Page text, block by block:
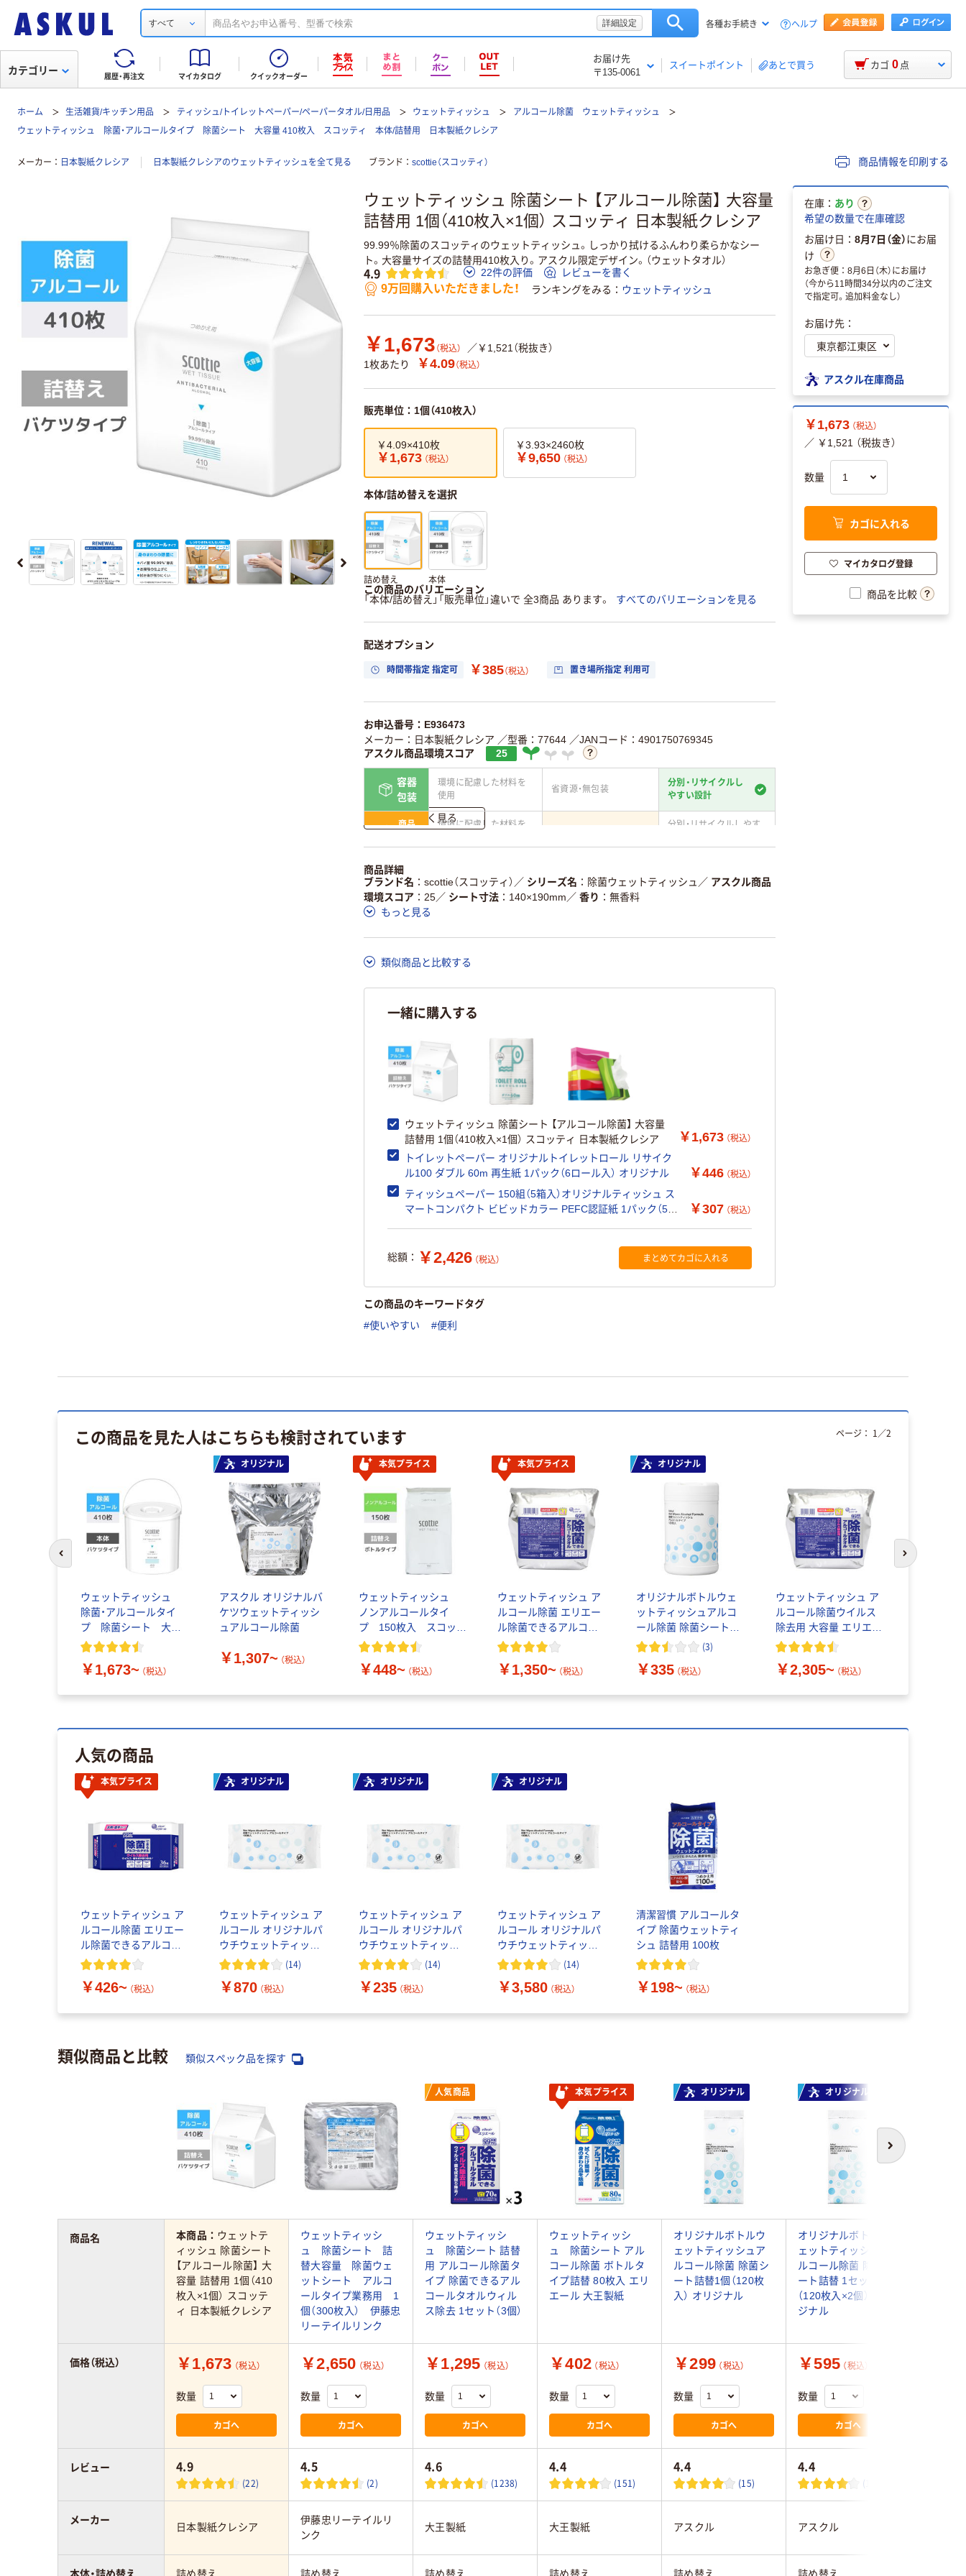
すべて 詳細設定 各種お手続き ヘルプ
履歴・再注文 マイカタログ クイックオーダー
お届け先
〒135-0061
スイートポイント あとで買う
カテゴリー カゴ 0 点
ホーム 生活雑貨/キッチン用品 ティッシュ/トイレットペーパー/ペーパータオル/日用品 ウェットティッシュ
アルコール除菌 ウェットティッシュ
ウェットティッシュ 除菌・アルコールタイプ 除菌シート 大容量 410枚入 スコッティ 本体/詰替用 日本製紙クレシア
メーカー 日本製紙クレシア 日本製紙クレシアのウェットティッシュを全て見る ブランド scottie（スコッティ） 商品情報を印刷する
ウェットティッシュ 除菌シート 【アルコール除菌】 大容量
詰替用 1個（410枚入×1個） スコッティ 日本製紙クレシア
99.99％除菌のスコッティのウェットティッシュ。しっかり拭けるふんわり柔らかなシー
ト。大容量サイズの詰替用410枚入り。アスクル限定デザイン。（ウェットタオル）
4.9 22件の評価 レビューを書く
9万回購入いただきました！ ランキングをみる ウェットティッシュ
￥1,673 （税込）
／￥1,521（税抜き）
1枚あたり
￥4.09（税込）
販売単位：1個（410枚入）
￥4.09×410枚
￥1,673 （税込）
￥3.93×2460枚
￥9,650 （税込）
本体/詰め替えを選択
詰め替え 本体
この商品のバリエーション
「本体/詰め替え」「販売単位」違いで 全3商品 あります。
すべてのバリエーションを見る
配送オプション
時間帯指定 指定可 ￥385（税込） 置き場所指定 利用可
お申込番号：E936473
メーカー：日本製紙クレシア ／型番：77644 ／JANコード：4901750769345
アスクル商品環境スコア
25
容器
包装
環境に配慮した材料を
使用
省資源・無包装
分別・リサイクルし
やすい設計
商品
環境に配慮した材料を
分別・リサイクルしやす
仕組
ある
いる
削減
この商品の環境配慮ポイントです。詳しくはページ下部の商品詳細「
ア詳細／加点項目
詳しく見る
商品詳細
ブランド名
scottie（スコッティ） ／ シリーズ名 除菌ウェットティッシュ ／ アスクル商品
環境スコア
25／ シート寸法 140×190mm ／ 香り
無香料
もっと見る
類似商品と比較する
一緒に購入する
ウェットティッシュ 除菌シート 【アルコール除菌】 大容量
詰替用 1個（410枚入×1個） スコッティ 日本製紙クレシア
￥1,673 （税込）
トイレットペーパー オリジナルトイレットロール リサイク
ル100 ダブル 60m 再生紙 1パック（6ロール入） オリジナル
￥446 （税込）
ティッシュペーパー 150組（5箱入）オリジナルティッシュ ス
マートコンパクト ビビッドカラー PEFC認証紙 1パック（5箱
￥307 （税込）
総額： ￥2,426 （税込） まとめてカゴに入れる
この商品のキーワードタグ
#使いやすい #便利
在庫： あり
希望の数量で在庫確認
お届け日： 8月7日（金）にお届
け
お急ぎ便：8月6日（木）にお届け
（今から11時間34分以内のご注文
で指定可。追加料金なし）
お届け先：
アスクル在庫商品
￥1,673 （税込）
／ ￥1,521 （税抜き）
数量
カゴに入れる
マイカタログ登録
商品を比較
この商品を見た人はこちらも検討されています
ウェットティッシュ
除菌・アルコールタイ
プ 除菌シート 大容
量 410枚入 スコッテ
製紙クレシア
￥1,673~ （税込）
オリジナル
アスクル オリジナルバ
ケツウェットティッシ
ュアルコール除菌
￥1,307~ （税込）
本気プライス
ウェットティッシュ
ノンアルコールタイ
プ 150枚入 スコッテ
ィ 本体/詰替用 日本
ナル
￥448~ （税込）
本気プライス
ウェットティッシュ ア
ルコール除菌 エリエー
ル除菌できるアルコー
ルタオルウイルス除去
容量
￥1,350~ （税込）
オリジナル
オリジナルボトルウェ
ットティッシュアルコ
ール除菌 除菌シート本
体1個（120枚入） オリジ
(3)
￥335 （税込）
ウェットティッシュ ア
ルコール除菌ウイルス
除去用 大容量 エリエー
ル除菌できる 大王製紙
￥2,305~ （税込）
ページ： 1 ／2
次のスライド
人気の商品
本気プライス
ウェットティッシュ ア
ルコール除菌 エリエー
ル除菌できるアルコー
ルタオルウイルス除去
￥426~ （税込）
オリジナル
ウェットティッシュ ア
ルコール オリジナルパ
ウチウェットティッシ
ュ アルコール除菌 本体
ック オリジナル
(14)
￥870 （税込）
オリジナル
ウェットティッシュ ア
ルコール オリジナルパ
ウチウェットティッシ
ュ アルコール除菌 本体
リジナル
(14)
￥235 （税込）
オリジナル
ウェットティッシュ ア
ルコール オリジナルパ
ウチウェットティッシ
ュ アルコール除菌 本体
レック オリジナル
(14)
￥3,580 （税込）
清潔習慣 アルコールタ
イプ 除菌ウェットティ
シュ 詰替用 100枚
￥198~ （税込）
類似商品と比較 類似スペック品を探す
次へ
人気商品 本気プライス オリジナル オリジナル
本商品： ウェットテ
ィッシュ 除菌シート
【アルコール除菌】 大
容量 詰替用 1個（410
枚入×1個） スコッテ
ィ 日本製紙クレシア
ウェットティッシ
ュ 除菌シート 詰
替大容量 除菌ウェ
ットシート アルコ
ールタイプ業務用 1
個（300枚入） 伊藤忠
リーテイルリンク
ウェットティッシ
ュ 除菌シート 詰替
用 アルコール除菌タ
イプ 除菌できるアル
コールタオルウィル
ス除去 1セット（3個）
ウェットティッシ
ュ 除菌シート アル
コール除菌 ボトルタ
イプ詰替 80枚入 エリ
エール 大王製紙
オリジナルボトルウ
ェットティッシュア
ルコール除菌 除菌シ
ート詰替1個（120枚
入） オリジナル
オリジナルボトルウ
ェットティッシュア
ルコール除菌 除菌シ
ート詰替 1セット
（120枚入×2個） オリ
ジナル
￥1,673 （税込）
数量
カゴへ
￥2,650 （税込）
数量
カゴへ
￥1,295 （税込）
数量
カゴへ
￥402 （税込）
数量
カゴへ
￥299 （税込）
数量
カゴへ
￥595 （税込）
数量
カゴへ
4.9
(22)
4.5
(2)
4.6
(1238)
4.4
(151)
4.4
(15)
4.4
(15)
日本製紙クレシア
伊藤忠リーテイルリ
ンク
大王製紙 大王製紙 アスクル アスクル
詰め替え 詰め替え 詰め替え 詰め替え 詰め替え 詰め替え
商品名
価格（税込）
レビュー
メーカー
本体・詰め替え